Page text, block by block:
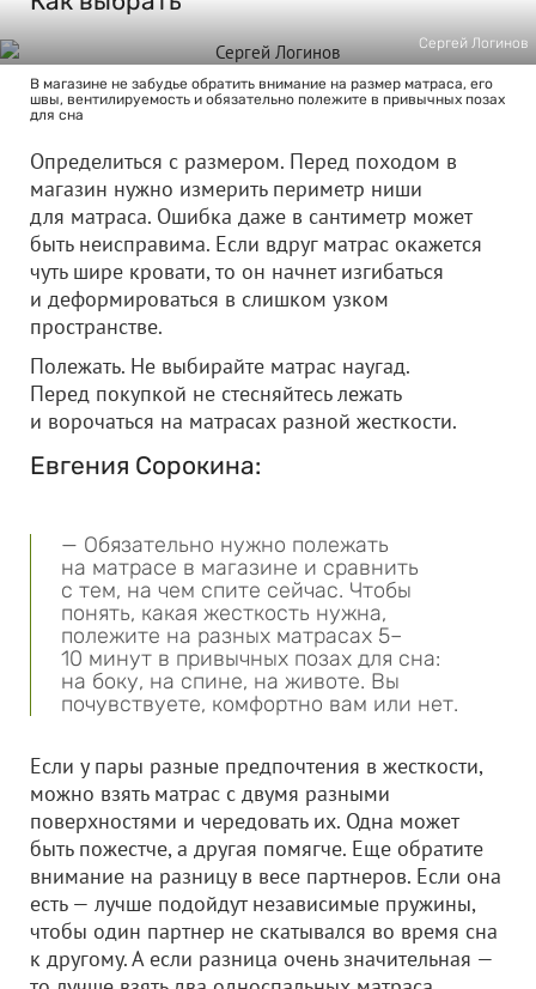
Сергей Логинов
В магазине не забудье обратить внимание на размер матраса, его
швы, вентилируемость и обязательно полежите в привычных позах
для сна
Определиться с размером. Перед походом в
магазин нужно измерить периметр ниши
для матраса. Ошибка даже в сантиметр может
быть неисправима. Если вдруг матрас окажется
чуть шире кровати, то он начнет изгибаться
и деформироваться в слишком узком
пространстве.
Полежать. Не выбирайте матрас наугад.
Перед покупкой не стесняйтесь лежать
и ворочаться на матрасах разной жесткости.
Евгения Сорокина:
— Обязательно нужно полежать
на матрасе в магазине и сравнить
с тем, на чем спите сейчас. Чтобы
понять, какая жесткость нужна,
полежите на разных матрасах 5–
10 минут в привычных позах для сна:
на боку, на спине, на животе. Вы
почувствуете, комфортно вам или нет.
Если у пары разные предпочтения в жесткости,
можно взять матрас с двумя разными
поверхностями и чередовать их. Одна может
быть пожестче, а другая помягче. Еще обратите
внимание на разницу в весе партнеров. Если она
есть — лучше подойдут независимые пружины,
чтобы один партнер не скатывался во время сна
к другому. А если разница очень значительная —